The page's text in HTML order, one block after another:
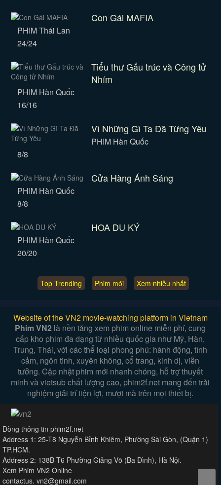
Con Gái MAFIA
PHIM Thái Lan
24/24
Tiểu thư Gấu trúc và Công tử
Nhím
PHIM Hàn Quốc
16/16
Vì Những Gì Ta Đã Từng Yêu
PHIM Hàn Quốc
8/8
Cửa Hàng Ánh Sáng
PHIM Hàn Quốc
8/8
HOA DU KÝ
PHIM Hàn Quốc
20/20
Top Trending Phim mới Xem nhiều nhất
Website of the VN2 movie-watching platform in Vietnam
Phim VN2 là nền tảng xem phim online miễn phí, cung
cấp kho phim đa dạng từ nhiều quốc gia như Mỹ, Hàn,
Trung, Thái, với các thể loại phong phú: hành động, tình
cảm, ngôn tình, xuyên không, cổ trang, kinh dị, viễn
tưởng. Cập nhật phim mới nhanh chóng, hỗ trợ thuyết
minh và vietsub chất lượng cao, phim2f.net mang đến trải
nghiệm giải trí tiện lợi, mượt mà trên mọi thiết bị.
Dòng thông tin phim2f.net
Address 1: 25-T8 Nguyễn Bỉnh Khiêm, Phường Sài Gòn, (Quận 1)
TP.HCM.
Address 2: 138B-T6 Phường Giảng Võ (Ba Đình), Hà Nội.
Xem Phim VN2 Online
contactus. vn2@gmail.com